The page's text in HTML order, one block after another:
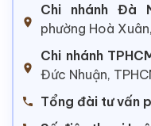
Chi nhánh Đà
phường Hoà
Chi nhánh
Đức Nhuận,
Tổng đài tư vấn